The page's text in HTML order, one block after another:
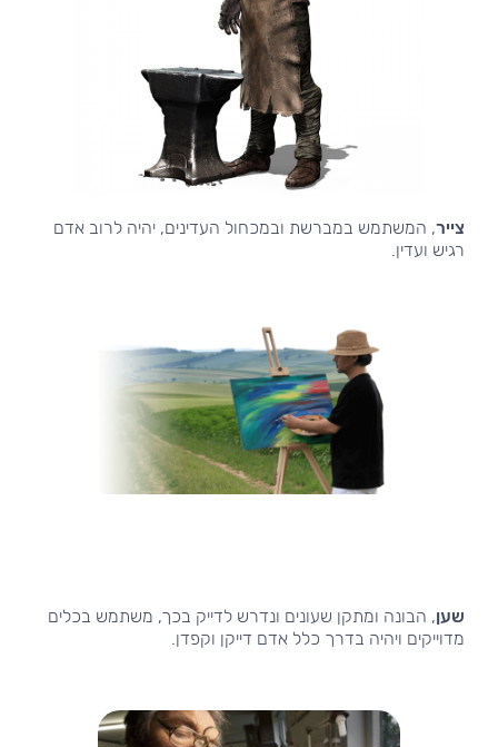
צייר, המשתמש במברשת ובמכחול העדינים, יהיה לרוב אדם
רגיש ועדין.
שען, הבונה ומתקן שעונים ונדרש לדייק בכך, משתמש בכלים
מדוייקים ויהיה בדרך כלל אדם דייקן וקפדן.